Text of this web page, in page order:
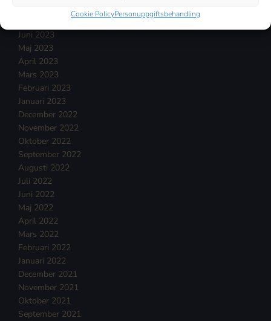
Cookie PolicyPersonuppgiftsbehandling
Juni 2023
Maj 2023
April 2023
Mars 2023
Februari 2023
Januari 2023
December 2022
November 2022
Oktober 2022
September 2022
Augusti 2022
Juli 2022
Juni 2022
Maj 2022
April 2022
Mars 2022
Februari 2022
Januari 2022
December 2021
November 2021
Oktober 2021
September 2021